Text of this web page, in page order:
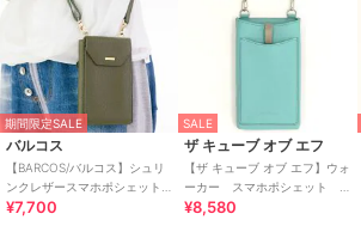
期間限定SALE
バルコス
【BARCOS/バルコス】シュリ
ンクレザースマホポシェット
＜マーシ＞
¥7,700
SALE
ザ キューブ オブ エフ
【ザ キューブ オブ エフ】ウォ
ーカー スマホポシェット
天オープンタイプ
¥8,580